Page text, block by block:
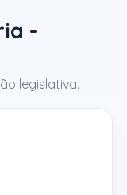
-
legislativa.